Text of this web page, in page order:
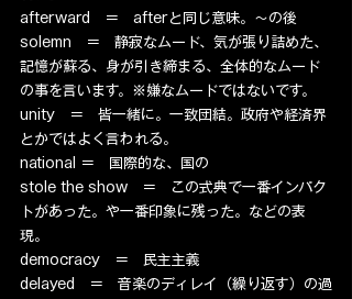
afterward　＝　afterと同じ意味。〜の後
solemn　＝　静寂なムード、気が張り詰めた、
記憶が蘇る、身が引き締まる、全体的なムード
の事を言います。※嫌なムードではないです。
unity　＝　皆一緒に。一致団結。政府や経済界
とかではよく言われる。
national ＝　国際的な、国の
stole the show　＝　この式典で一番インパク
トがあった。や一番印象に残った。などの表
現。
democracy　＝　民主主義
delayed　＝　音楽のディレイ（繰り返す）の過